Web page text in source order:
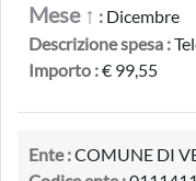
Mese ↑ : Dicembre
Descrizione spesa :
Importo :€ 99,55
Ente :COMUNE DI